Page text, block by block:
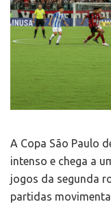
A Copa São Paulo
intenso e chega a
jogos da segunda
partidas